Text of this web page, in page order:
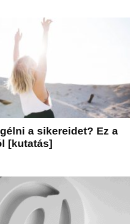
a sikereidet? Ez a
[kutatás]